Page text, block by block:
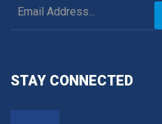
STAY CONNECTED